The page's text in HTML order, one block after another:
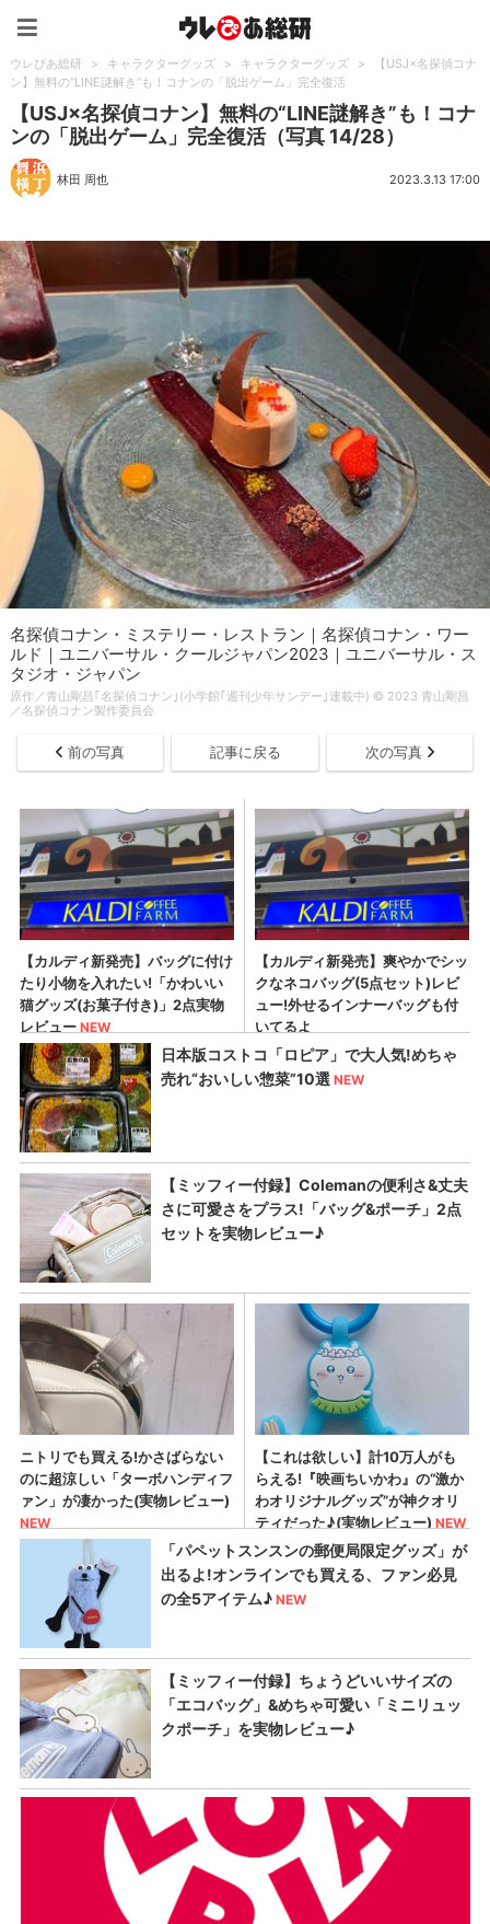
ウレぴあ総研 > キャラクターグッズ > キャラクターグッズ >
【USJ×名探偵コナ
ン】無料の“LINE謎解き”も！コナンの「脱出ゲーム」完全復活
【USJ×名探偵コナン】無料の“LINE謎解き”も！コナ
ンの「脱出ゲーム」完全復活（写真 14/28）
林田 周也 2023.3.13 17:00
名探偵コナン・ミステリー・レストラン｜名探偵コナン・ワー
ルド｜ユニバーサル・クールジャパン2023｜ユニバーサル・ス
タジオ・ジャパン
原作／青山剛昌｢名探偵コナン｣(小学館｢週刊少年サンデー｣連載中) © 2023 青山剛昌
／名探偵コナン製作委員会
前の写真 記事に戻る 次の写真